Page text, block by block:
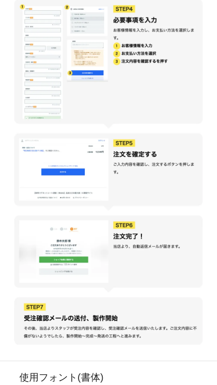
使用フォント(書体)